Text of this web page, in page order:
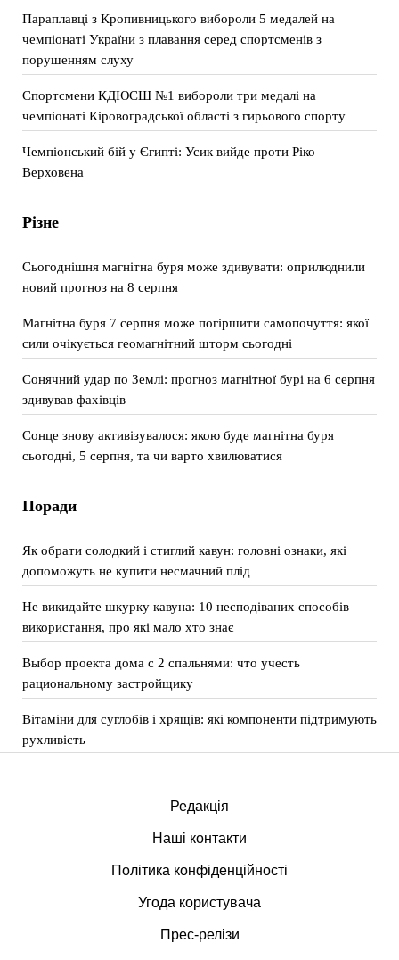
Параплавці з Кропивницького вибороли 5 медалей на
чемпіонаті України з плавання серед спортсменів з
порушенням слуху
Спортсмени КДЮСШ №1 вибороли три медалі на
чемпіонаті Кіровоградської області з гирьового спорту
Чемпіонський бій у Єгипті: Усик вийде проти Ріко
Верховена
Різне
Сьогоднішня магнітна буря може здивувати: оприлюднили
новий прогноз на 8 серпня
Магнітна буря 7 серпня може погіршити самопочуття: якої
сили очікується геомагнітний шторм сьогодні
Сонячний удар по Землі: прогноз магнітної бурі на 6 серпня
здивував фахівців
Сонце знову активізувалося: якою буде магнітна буря
сьогодні, 5 серпня, та чи варто хвилюватися
Поради
Як обрати солодкий і стиглий кавун: головні ознаки, які
допоможуть не купити несмачний плід
Не викидайте шкурку кавуна: 10 несподіваних способів
використання, про які мало хто знає
Выбор проекта дома с 2 спальнями: что учесть
рациональному застройщику
Вітаміни для суглобів і хрящів: які компоненти підтримують
рухливість
Редакція
Наші контакти
Політика конфіденційності
Угода користувача
Прес-релізи